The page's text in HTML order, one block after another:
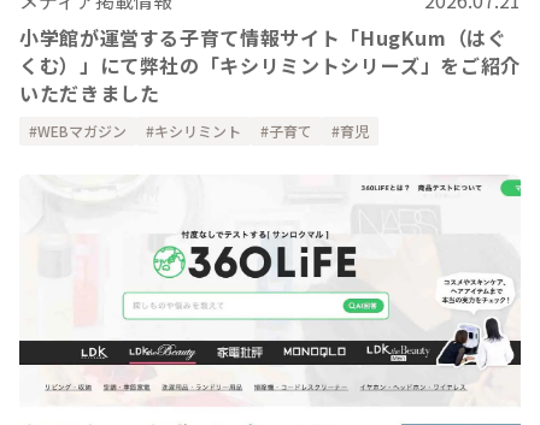
小学館が運営する子育て情報サイト「HugKum（はぐ
くむ）」にて弊社の「キシリミントシリーズ」をご紹介
いただきました
WEBマガジン キシリミント 子育て 育児